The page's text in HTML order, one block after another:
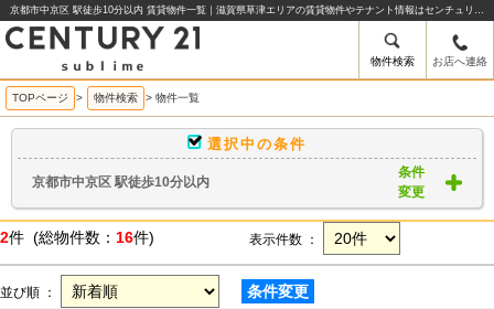
京都市中京区 駅徒歩10分以内 賃貸物件一覧｜滋賀県草津エリアの賃貸物件やテナント情報はセンチュリー21sublime
物件検索 お店へ連絡
TOPページ > 物件検索 > 物件一覧
選択中の条件
京都市中京区 駅徒歩10分以内
条件
変更
2件 (総物件数： 16件) 表示件数 ：
並び順 ： 条件変更